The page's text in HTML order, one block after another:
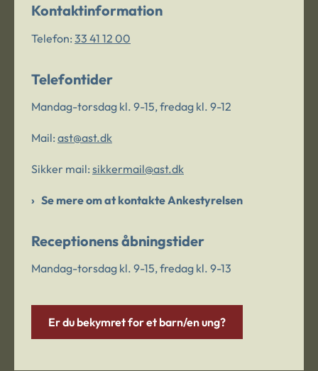
Kontaktinformation
Telefon: 33 41 12 00
Telefontider
Mandag-torsdag kl. 9-15, fredag kl. 9-12
Mail: ast@ast.dk
Sikker mail: sikkermail@ast.dk
Se mere om at kontakte Ankestyrelsen
Receptionens åbningstider
Mandag-torsdag kl. 9-15, fredag kl. 9-13
Er du bekymret for et barn/en ung?